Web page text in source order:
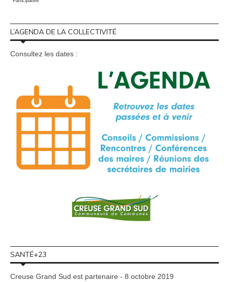
L’AGENDA DE LA COLLECTIVITÉ
Consultez les dates :
SANTÉ+23
Creuse Grand Sud est partenaire - 8 octobre 2019